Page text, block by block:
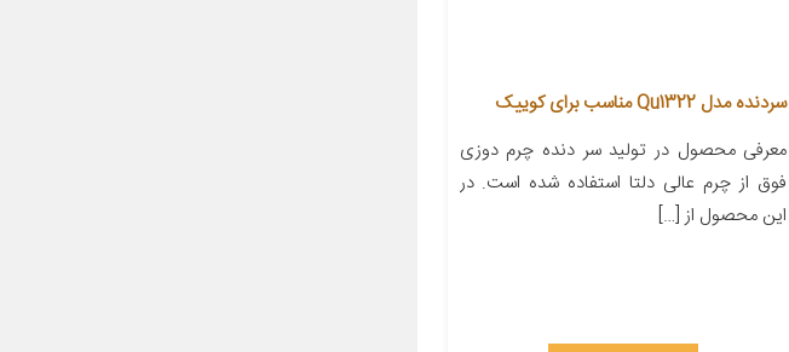
سردنده مدل Qu1322 مناسب برای کوییک
معرفی محصول در تولید سر دنده چرم دوزی
فوق از چرم عالی دلتا استفاده شده است. در
این محصول از […]